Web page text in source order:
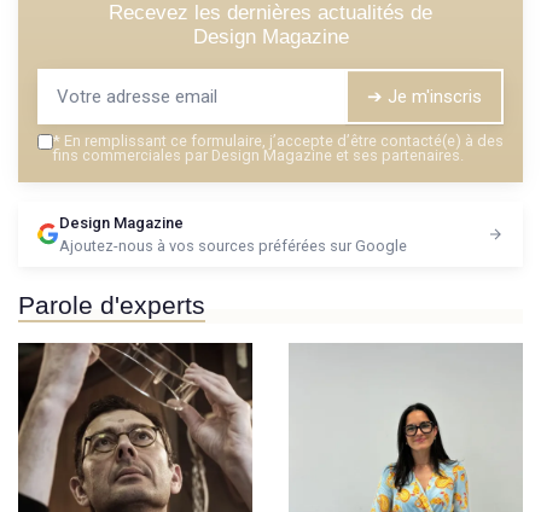
Recevez les dernières actualités de
Design Magazine
➔ Je m'inscris
* En remplissant ce formulaire, j’accepte d’être contacté(e) à des
fins commerciales par Design Magazine et ses partenaires.
Design Magazine
Ajoutez-nous à vos sources préférées sur Google
Parole d'experts